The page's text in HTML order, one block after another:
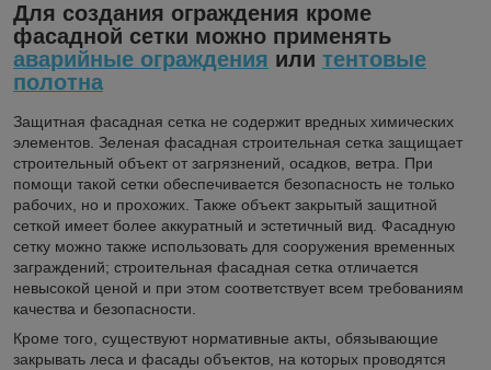
Для создания ограждения кроме
фасадной сетки можно применять
аварийные ограждения или тентовые
полотна
Защитная фасадная сетка не содержит вредных химических
элементов. Зеленая фасадная строительная сетка защищает
строительный объект от загрязнений, осадков, ветра. При
помощи такой сетки обеспечивается безопасность не только
рабочих, но и прохожих. Также объект закрытый защитной
сеткой имеет более аккуратный и эстетичный вид. Фасадную
сетку можно также использовать для сооружения временных
заграждений; строительная фасадная сетка отличается
невысокой ценой и при этом соответствует всем требованиям
качества и безопасности.
Кроме того, существуют нормативные акты, обязывающие
закрывать леса и фасады объектов, на которых проводятся